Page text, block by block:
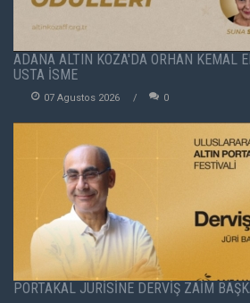
ADANA ALTIN KOZA'DA ORHAN KEMAL
USTA İSME
07 Agustos 2026 0
PORTAKAL JÜRİSİNE DERVİŞ ZAİM